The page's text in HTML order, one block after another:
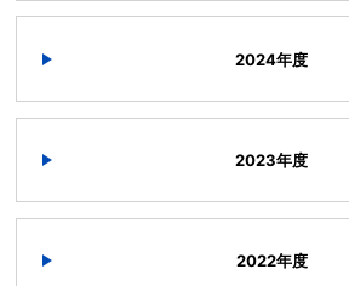
2024年度
2023年度
2022年度